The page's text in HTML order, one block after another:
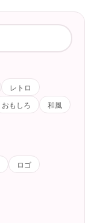
レトロ
おもしろ
和風
ロゴ